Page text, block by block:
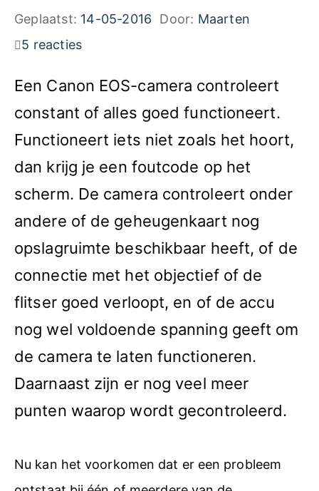
Geplaatst: 14-05-2016 Door: Maarten
5 reacties
Een Canon EOS-camera controleert
constant of alles goed functioneert.
Functioneert iets niet zoals het hoort,
dan krijg je een foutcode op het
scherm. De camera controleert onder
andere of de geheugenkaart nog
opslagruimte beschikbaar heeft, of de
connectie met het objectief of de
flitser goed verloopt, en of de accu
nog wel voldoende spanning geeft om
de camera te laten functioneren.
Daarnaast zijn er nog veel meer
punten waarop wordt gecontroleerd.
Nu kan het voorkomen dat er een probleem